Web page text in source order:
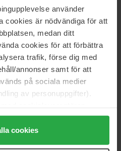
använder
cookies är nödvändiga för att
medan ditt
cookies för att förbättra
trafik, förse dig med
annonser samt för att
på sociala medier
av personuppgifter).
cookies" accepterar du
"Detaljer" kan anpassa
kan när som helst återkalla
cookies
Hair & Body Shampoo Energy
500 ml
20 €
Briogeo
Scalp Revival™ Micro-
Exfoliating Shampoo
Rahua